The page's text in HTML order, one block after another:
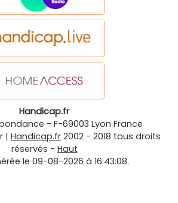
Handicap.fr
- F-69003 Lyon France
| Handicap.fr 2002 - 2018 tous droits
réservés - Haut
le 09-08-2026 à 16:43:08.